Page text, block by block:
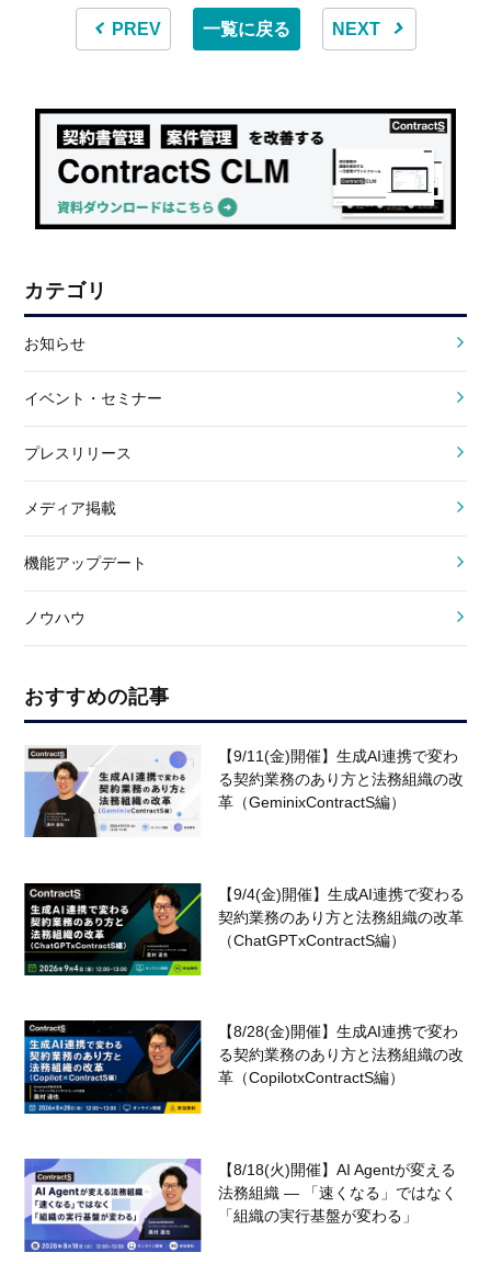
PREV 一覧に戻る NEXT
カテゴリ
お知らせ
イベント・セミナー
プレスリリース
メディア掲載
機能アップデート
ノウハウ
おすすめの記事
【9/11(金)開催】生成AI連携で変わ
る契約業務のあり方と法務組織の改
革（GeminixContractS編）
【9/4(金)開催】生成AI連携で変わる
契約業務のあり方と法務組織の改革
（ChatGPTxContractS編）
【8/28(金)開催】生成AI連携で変わ
る契約業務のあり方と法務組織の改
革（CopilotxContractS編）
【8/18(火)開催】AI Agentが変える
法務組織 — 「速くなる」ではなく
「組織の実行基盤が変わる」